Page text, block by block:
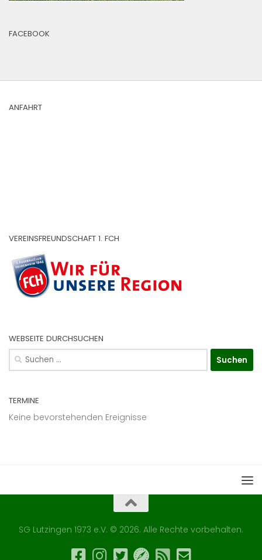
FACEBOOK
ANFAHRT
VEREINSFREUNDSCHAFT 1. FCH
WEBSEITE DURCHSUCHEN
Suchen
nach:
TERMINE
Keine bevorstehenden Ereignisse
SG Lutzingen 1973 e.V. © 2026. Alle Rechte vorbehalten.